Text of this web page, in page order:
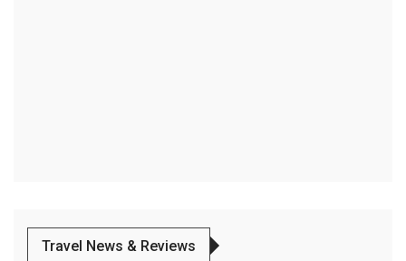
Travel News & Reviews